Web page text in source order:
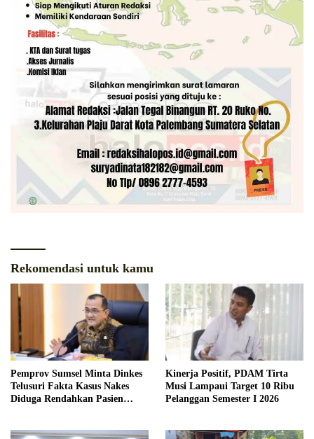
Rekomendasi untuk kamu
Pemprov Sumsel Minta Dinkes
Telusuri Fakta Kasus Nakes
Diduga Rendahkan Pasien
Kinerja Positif, PDAM Tirta
Musi Lampaui Target 10 Ribu
Pelanggan Semester I 2026